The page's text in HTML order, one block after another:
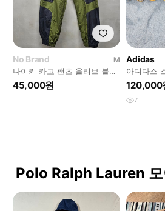
No Brand
M
나이키 카고 팬츠 올리브 블랙
M 30~32
45,000원
Adidas
아디다스
화 250
120,000
7
Polo Ralph Lauren 모